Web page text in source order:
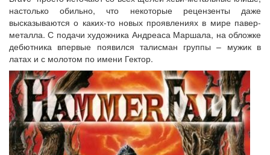
настолько обильно, что некоторые рецензенты даже
высказываются о каких-то новых проявлениях в мире павер-
металла. С подачи художника Андреаса Маршала, на обложке
дебютника впервые появился талисман группы – мужик в
латах и с молотом по имени Гектор.